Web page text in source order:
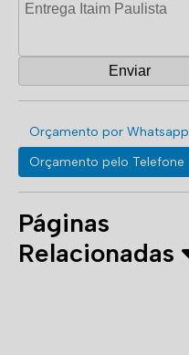
Orçamento por Whatsapp
Orçamento pelo Telefone
Páginas
Relacionadas